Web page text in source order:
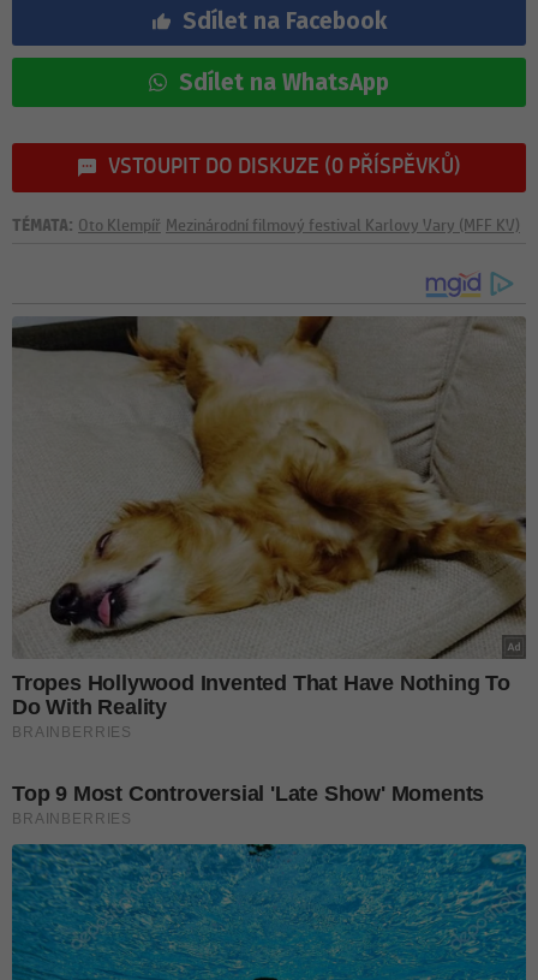
Sdílet na Facebook
Sdílet na WhatsApp
VSTOUPIT DO DISKUZE (0 PŘÍSPĚVKŮ)
TÉMATA: Oto Klempíř Mezinárodní filmový festival Karlovy Vary (MFF KV)